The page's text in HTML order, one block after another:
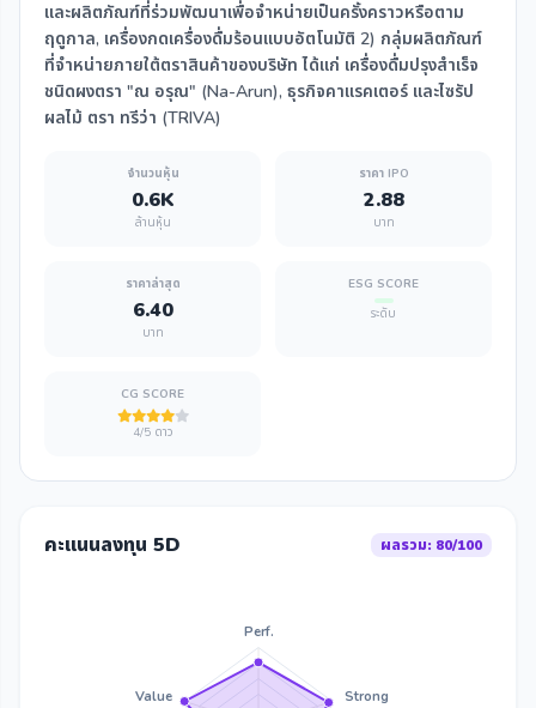
และผลิตภัณฑ์ที่ร่วมพัฒนาเพื่อจำหน่ายเป็นครั้งคราวหรือตาม
ฤดูกาล, เครื่องกดเครื่องดื่มร้อนแบบอัตโนมัติ 2) กลุ่มผลิตภัณฑ์
ที่จำหน่ายภายใต้ตราสินค้าของบริษัท ได้แก่ เครื่องดื่มปรุงสำเร็จ
ชนิดผงตรา "ณ อรุณ" (Na-Arun), ธุรกิจคาแรคเตอร์ และไซรัป
ผลไม้ ตรา ทรีว่า (TRIVA)
จำนวนหุ้น
0.6K
ล้านหุ้น
ราคา IPO
2.88
บาท
ราคาล่าสุด
6.40
บาท
ESG SCORE
ระดับ
CG SCORE
4/5 ดาว
คะแนนลงทุน 5D ผลรวม: 80/100
Perf.
Strong
Value